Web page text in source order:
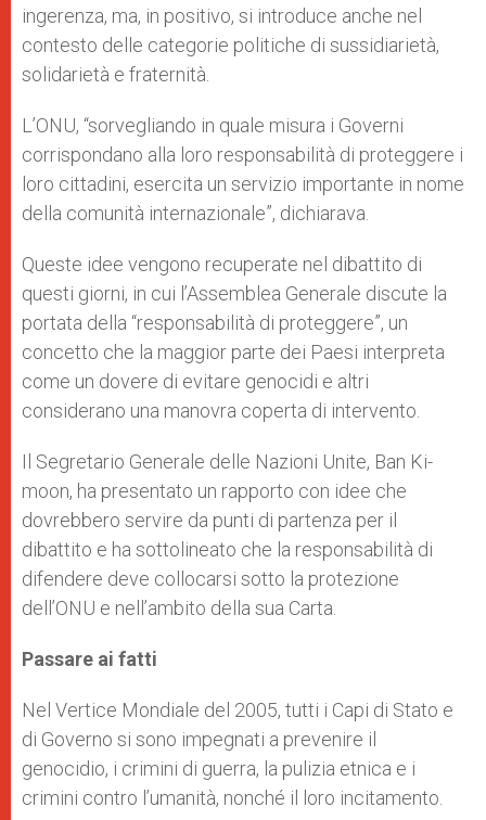
ingerenza, ma, in positivo, si introduce anche nel
contesto delle categorie politiche di sussidiarietà,
solidarietà e fraternità.
L’ONU, “sorvegliando in quale misura i Governi
corrispondano alla loro responsabilità di proteggere i
loro cittadini, esercita un servizio importante in nome
della comunità internazionale”, dichiarava.
Queste idee vengono recuperate nel dibattito di
questi giorni, in cui l’Assemblea Generale discute la
portata della “responsabilità di proteggere”, un
concetto che la maggior parte dei Paesi interpreta
come un dovere di evitare genocidi e altri
considerano una manovra coperta di intervento.
Il Segretario Generale delle Nazioni Unite, Ban Ki-
moon, ha presentato un rapporto con idee che
dovrebbero servire da punti di partenza per il
dibattito e ha sottolineato che la responsabilità di
difendere deve collocarsi sotto la protezione
dell’ONU e nell’ambito della sua Carta.
Passare ai fatti
Nel Vertice Mondiale del 2005, tutti i Capi di Stato e
di Governo si sono impegnati a prevenire il
genocidio, i crimini di guerra, la pulizia etnica e i
crimini contro l’umanità, nonché il loro incitamento.